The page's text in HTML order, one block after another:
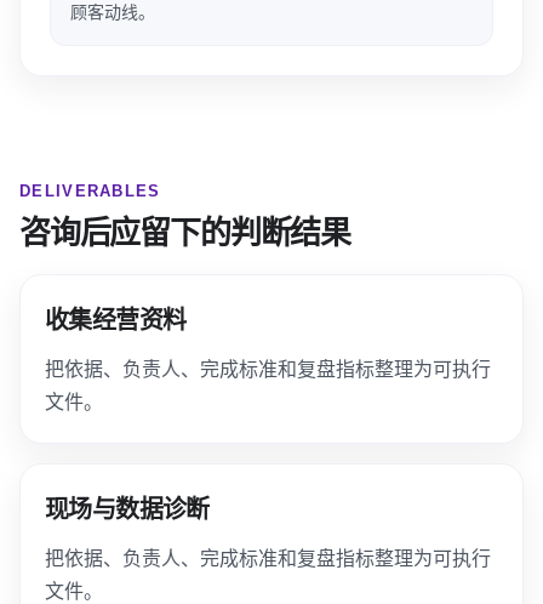
顾客动线。
DELIVERABLES
咨询后应留下的判断结果
收集经营资料
把依据、负责人、完成标准和复盘指标整理为可执行
文件。
现场与数据诊断
把依据、负责人、完成标准和复盘指标整理为可执行
文件。